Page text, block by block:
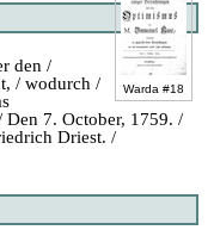
Warda #18
den /
/ wodurch /
Den 7. October, 1759. /
Driest. /